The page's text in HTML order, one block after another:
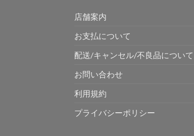
店舗案内
お支払について
配送/キャンセル/不良品について
お問い合わせ
利用規約
プライバシーポリシー